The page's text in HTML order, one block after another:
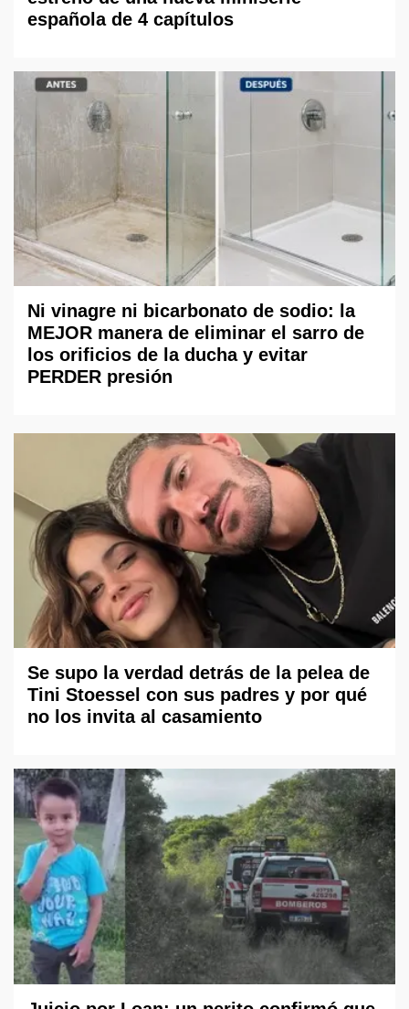
española de 4 capítulos
Ni vinagre ni bicarbonato de sodio: la
MEJOR manera de eliminar el sarro de
los orificios de la ducha y evitar
PERDER presión
Se supo la verdad detrás de la pelea de
Tini Stoessel con sus padres y por qué
no los invita al casamiento